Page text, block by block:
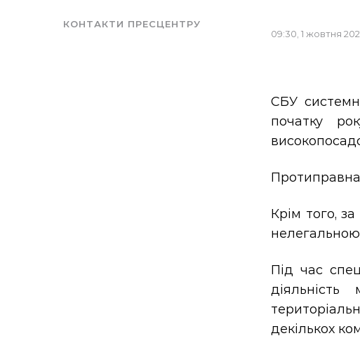
КОНТАКТИ ПРЕСЦЕНТРУ
09:30, 1 жовтня
СБУ
початку
Протиправна
Крім того,
Під час
декількох